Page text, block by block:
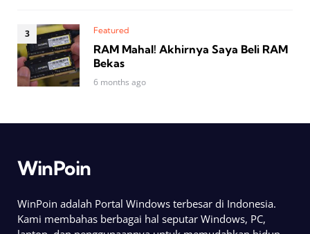
Featured
RAM Mahal! Akhirnya Saya Beli RAM
Bekas
6 months ago
WinPoin
WinPoin adalah Portal Windows terbesar di Indonesia.
Kami membahas berbagai hal seputar Windows, PC,